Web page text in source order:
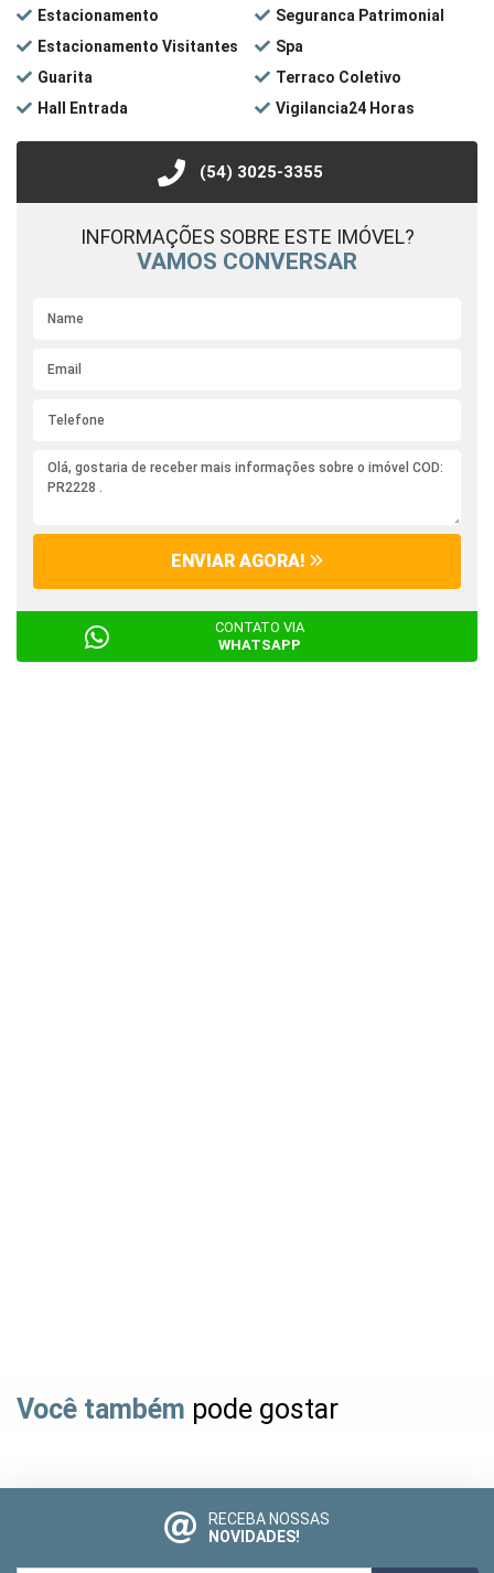
Estacionamento
Estacionamento Visitantes
Guarita
Hall Entrada
Seguranca Patrimonial
Spa
Terraco Coletivo
Vigilancia24 Horas
(54) 3025-3355
INFORMAÇÕES SOBRE ESTE IMÓVEL?
VAMOS CONVERSAR
ENVIAR AGORA!
CONTATO VIA
WHATSAPP
Você também pode gostar
RECEBA NOSSAS
NOVIDADES!